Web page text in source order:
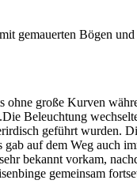
ohne große Kurven
Beleuchtung
geführt wurden.
auf dem Weg auch
bekannt vorkam,
gemeinsam